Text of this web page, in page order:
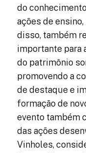
do
ações de
disso, também
importante para
do patrimônio
promovendo a
de destaque e
formação de
evento também
das ações
Vinholes,